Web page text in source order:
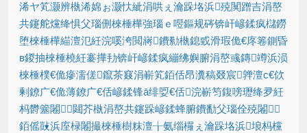
浠ヤ笂灏辨槸浠婂ぉ灏忕紪涓哄ぇ瀹跺垎浜殑闃蹭吉涓嶅
共鑳舵爣绛惧父瑙侀棶棰樺強瑙ｅ喅鏂规硶锛屽嵃鍒疯櫧鐒
堕棶棰樺緢澶氾紝浣嗘洿閲嶈鐨勬槸鎴戜滑瑕佹€庝箞鍘昏
в鍐抽棶棰橈紝褰撶劧锛屽嵃鍒疯繃绋嬩腑涓嶅彧鏄竴浜涢
棶棰樸€佹瘮濡傞鑹茶窡涓嶄笂銆佸昂瀵稿叕宸亸澶с€佽
剰鐐广€佹薄鐐广€佸嵃鍒锋ā绯娿€佸浣嶄笉鍑嗙瓑绛夛紝
杩欎簺闂閮芥槸涓嶅共鑳跺嵃鍒蜂腑鐨勫父瑙佺殑闂
銆傜敱浜庢椂闂撮棶棰樹粖澶╁氨缁欏ぇ瀹跺垎浜埌杩欓